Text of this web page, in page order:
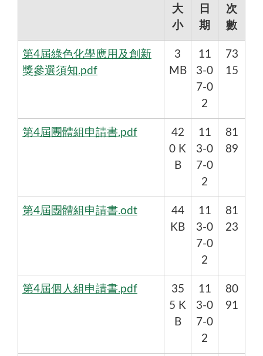
大
小
日
期
次
數
第4屆綠色化學應用及創新
獎參選須知.pdf
3
MB
11
3-0
7-0
2
73
15
第4屆團體組申請書.pdf
42
0 K
B
11
3-0
7-0
2
81
89
第4屆團體組申請書.odt
44
KB
11
3-0
7-0
2
81
23
第4屆個人組申請書.pdf
35
5 K
B
11
3-0
7-0
2
80
91